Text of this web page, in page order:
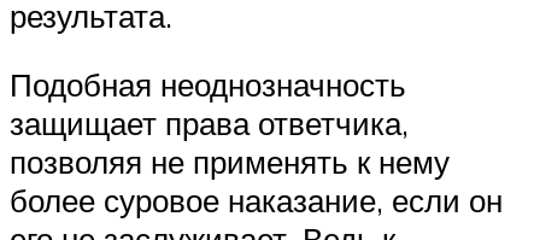
результата.
Подобная неоднозначность
защищает права ответчика,
позволяя не применять к нему
более суровое наказание, если он